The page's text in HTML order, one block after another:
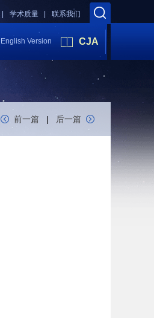
联系我们
学术质量 |
English Version CJA
前一篇 | 后一篇